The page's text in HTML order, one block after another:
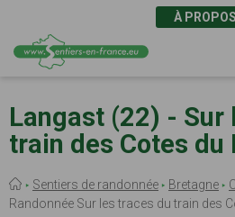
au
contenu
principal
À PROPOS
Langast (22) - Sur
train des Cotes du
Fil
d'Ariane
Sentiers de randonnée Bretagne
Randonnée Sur les traces du train des